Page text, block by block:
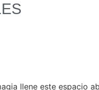
llene este espacio